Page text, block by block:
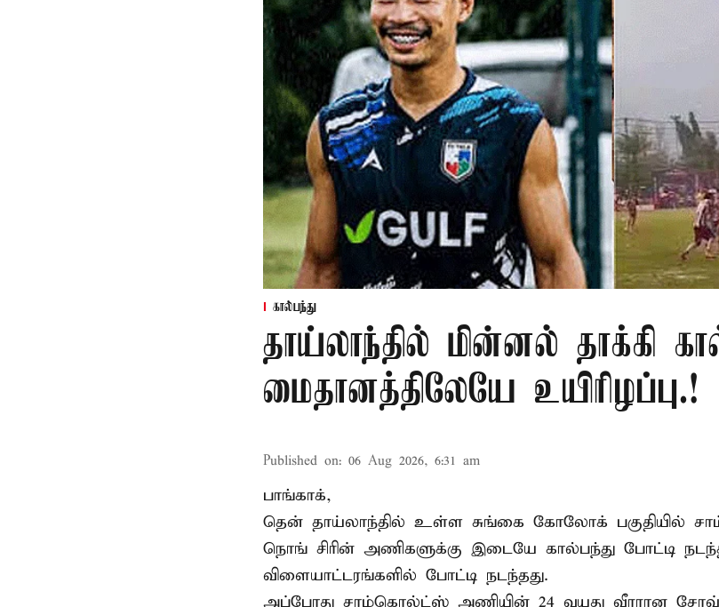
கால்பந்து
தாய்லாந்தில் மின்னல் தாக்கி
மைதானத்திலேயே உயிரிழப்பு.!
Published on: 06 Aug 2026, 6:31 am
பாங்காக்,
தென் தாய்லாந்தில் உள்ள சுங்கை கோலோக் பகுதியில்
நொங் சிரின் அணிகளுக்கு இடையே கால்பந்து போட்டி
விளையாட்டரங்களில் போட்டி நடந்தது.
அப்போது சாம்கொல்ட்ஸ் அணியின் 24 வயது வீரரான